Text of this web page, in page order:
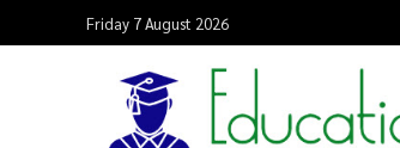
Friday 7 August 2026